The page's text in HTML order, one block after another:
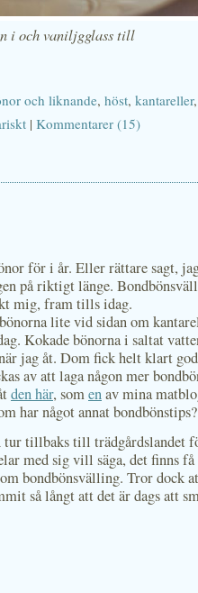
i och vaniljgglass till
och liknande, höst, kantareller
| Kommentarer (15)
för i år. Eller rättare sagt,
på riktigt länge.
mig, fram tills idag.
lite vid sidan om
Kokade bönorna i saltat
jag åt. Dom fick helt klart
av att laga någon mer
den här, somenav mina
har något annat bondbönstips?
tur tillbaks till trädgårdslandet
med sig vill säga, det finns
bondbönsvälling. Tror dock
så långt att det är dags att